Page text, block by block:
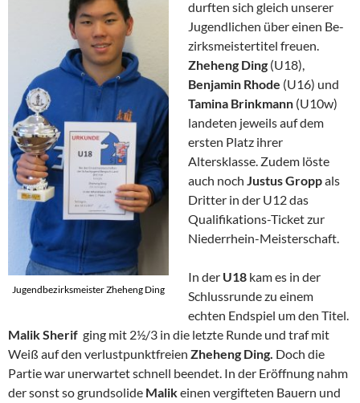
Jugendbezirksmeister Zheheng Ding
durften sich gleich unserer
Jugendlichen über einen Be­
zirks­meis­ter­ti­tel freuen.
Zheheng Ding (U18),
Benjamin Rhode (U16) und
Tamina Brinkmann (U10w)
landeten jeweils auf dem
ersten Platz ihrer
Altersklasse. Zudem löste
auch noch Justus Groppals
Dritter in der U12 das
Qualifikations-Ticket zur
Niederrhein-Meisterschaft.
In der U18 kam es in der
Schlussrunde zu einem
echten Endspiel um den Titel.
Malik Sherif ging mit 2½/3 in die letzte Runde und traf mit
Weiß auf den ver­lust­punkt­frei­en Zheheng Ding. Doch die
Partie war unerwartet schnell beendet. In der Er­öff­nung nahm
der sonst so grundsolide Malikeinen vergifteten Bauern und